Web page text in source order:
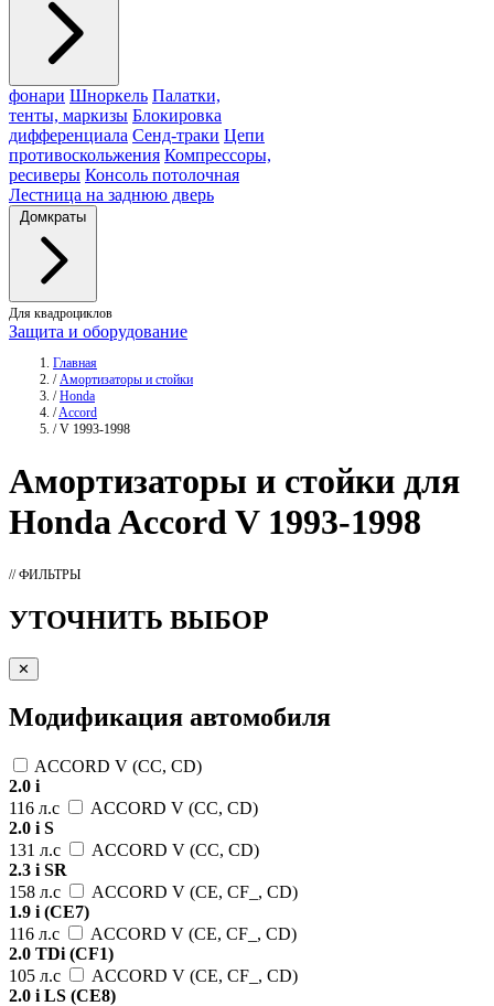
фонари Шноркель Палатки,
тенты, маркизы Блокировка
дифференциала Сенд-траки Цепи
противоскольжения Компрессоры,
ресиверы Консоль потолочная
Лестница на заднюю дверь
Домкраты
Для квадроциклов
Защита и оборудование
Главная
/ Амортизаторы и стойки
/ Honda
/Accord
/ V 1993-1998
Амортизаторы и стойки для
Honda Accord V 1993-1998
// ФИЛЬТРЫ
УТОЧНИТЬ ВЫБОР
✕
Модификация автомобиля
ACCORD V (CC, CD)
2.0 i
116 л.с
ACCORD V (CC, CD)
2.0 i S
131 л.с
ACCORD V (CC, CD)
2.3 i SR
158 л.с
ACCORD V (CE, CF_, CD)
1.9 i (CE7)
116 л.с
ACCORD V (CE, CF_, CD)
2.0 TDi (CF1)
105 л.с
ACCORD V (CE, CF_, CD)
2.0 i LS (CE8)